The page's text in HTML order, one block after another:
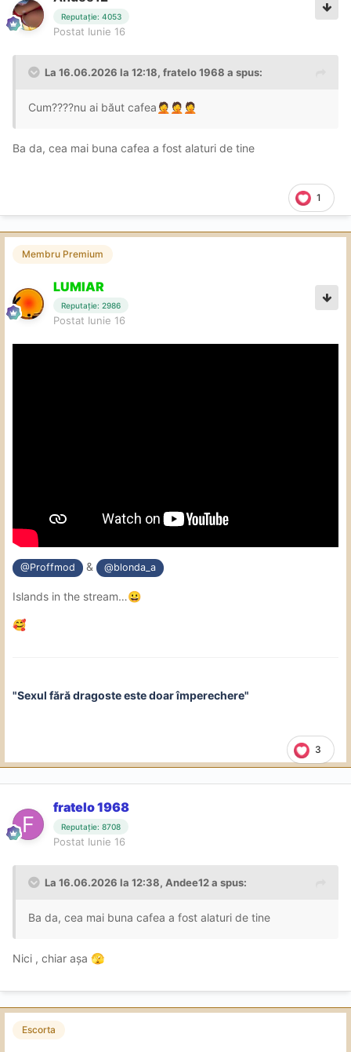
Reputație: 4053
Postat Iunie 16
La 16.06.2026 la 12:18, fratelo 1968 a spus:
Cum????nu ai băut cafea 🤦 🤦 🤦
Ba da, cea mai buna cafea a fost alaturi de tine
1
Membru Premium
LUMIAR
Reputație: 2986
Postat Iunie 16
@Proffmod & @blonda_a
Islands in the stream…😀
🥰
3
"Sexul fără dragoste este doar împerechere"
fratelo 1968
Reputație: 8708
Postat Iunie 16
La 16.06.2026 la 12:38, Andee12a spus:
Ba da, cea mai buna cafea a fost alaturi de tine
Nici , chiar așa 🫣
Escorta